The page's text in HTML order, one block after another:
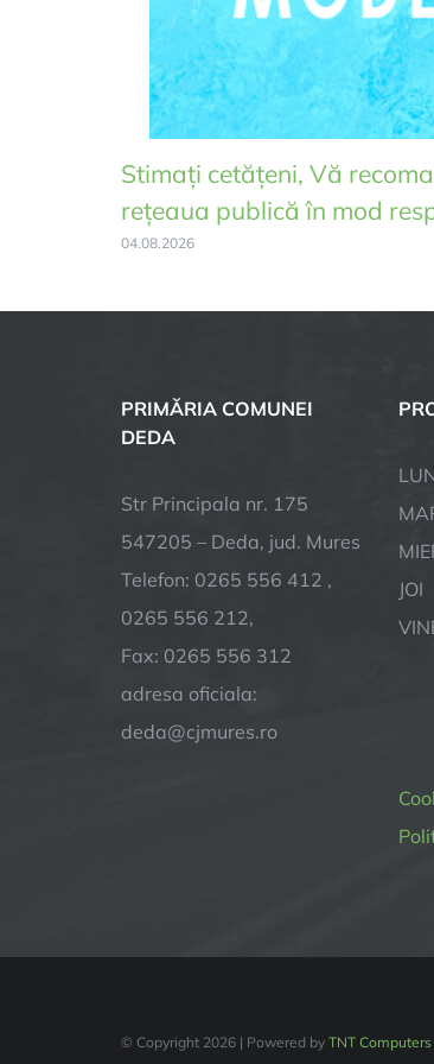
Stimați cetățeni, Vă
rețeaua publică în mod
04.08.2026
PRIMĂRIA COMUNEI
DEDA
Str Principala nr. 175
547205 – Deda, jud. Mures
Telefon: 0265 556 412 ,
0265 556 212,
Fax: 0265 556 312
adresa oficiala:
deda@cjmures.ro
© Copyright 2026 | Powered by TNT Computers